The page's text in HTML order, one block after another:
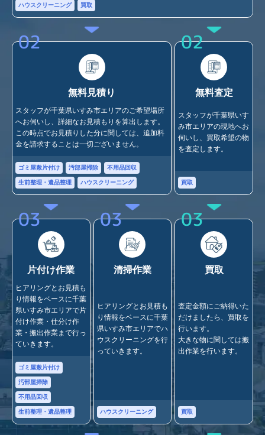
ハウスクリーニング 買取
02
無料見積り
スタッフが千葉県いすみ市エリアのご希望場所
へお伺いし、詳細なお見積もりを算出します。
この時点でお見積りした分に関しては、追加料
金を請求することは一切ございません。
ゴミ屋敷片付け 汚部屋掃除 不用品回収
生前整理・遺品整理 ハウスクリーニング
02
無料査定
スタッフが千葉県いす
み市エリアの現地へお
伺いし、買取希望の物
を査定します。
買取
03
片付け作業
ヒアリングとお見積も
り情報をベースに千葉
県いすみ市エリアで片
付け作業・仕分け作
業・搬出作業まで行っ
ていきます。
ゴミ屋敷片付け
汚部屋掃除
不用品回収
生前整理・遺品整理
03
清掃作業
ヒアリングとお見積も
り情報をベースに千葉
県いすみ市エリアでハ
ウスクリーニングを行
っていきます。
ハウスクリーニング
03
買取
査定金額にご納得いた
だけましたら、買取を
行います。
大きな物に関しては搬
出作業を行います。
買取